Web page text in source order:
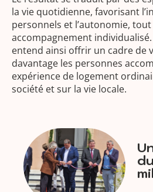
la vie quotidienne, favorisant
personnels et l’autonomie,
accompagnement individualisé.
entend ainsi offrir un cadre de
davantage les personnes
expérience de logement
société et sur la vie locale.